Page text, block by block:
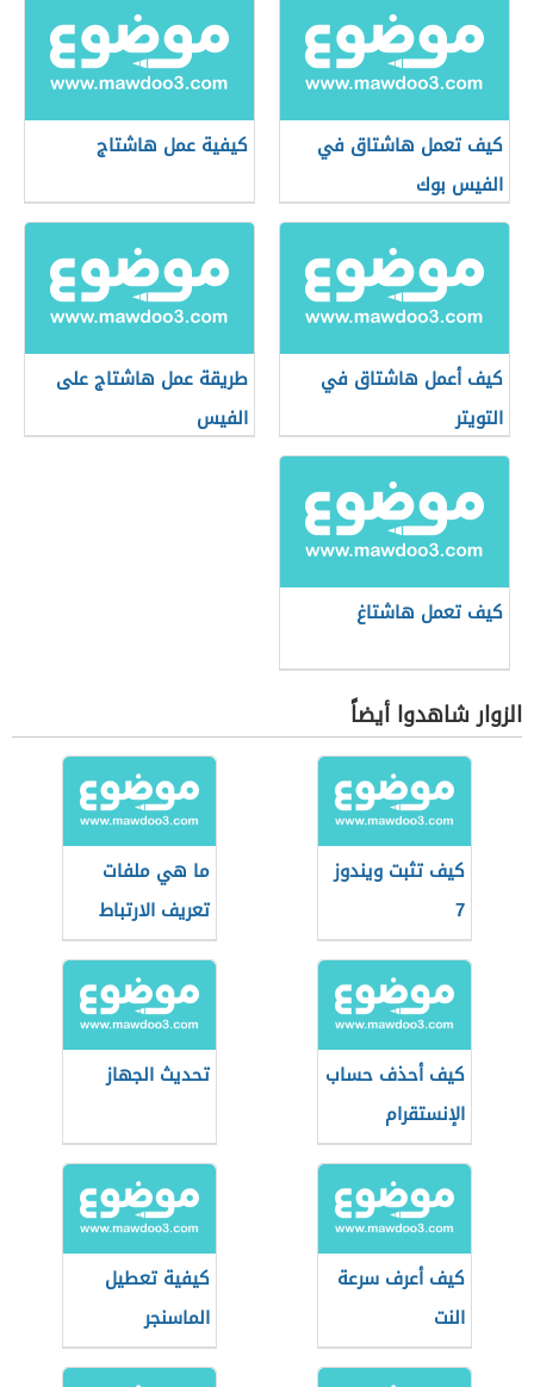
كيف تعمل هاشتاق في
الفيس بوك
كيفية عمل هاشتاج
كيف أعمل هاشتاق في
التويتر
طريقة عمل هاشتاج على
الفيس
كيف تعمل هاشتاغ
الزوار شاهدوا أيضاً
كيف تثبت ويندوز
7
ما هي ملفات
تعريف الارتباط
كيف أحذف حساب
الإنستقرام
تحديث الجهاز
كيف أعرف سرعة
النت
كيفية تعطيل
الماسنجر